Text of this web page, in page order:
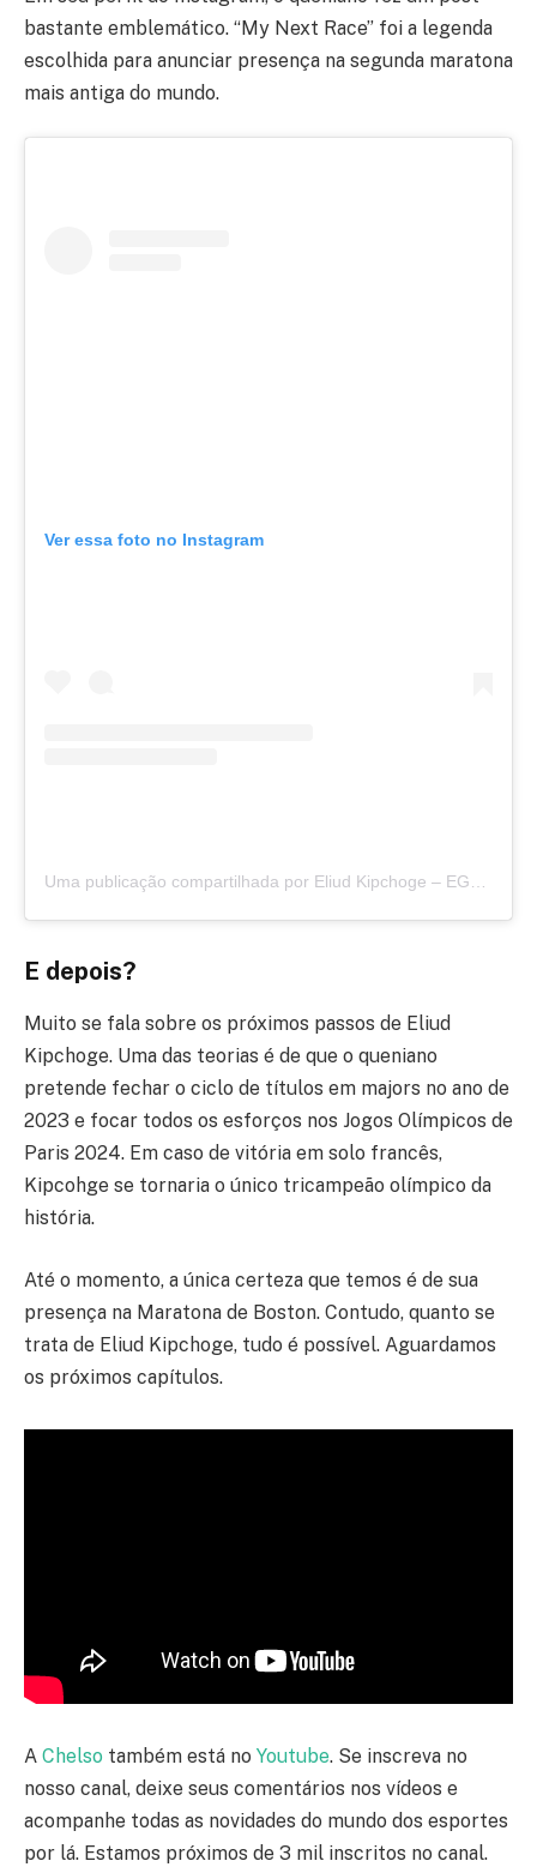
bastante emblemático. “My Next Race” foi a legenda
escolhida para anunciar presença na segunda maratona
mais antiga do mundo.
Ver essa foto no Instagram
Uma publicação compartilhada por Eliud Kipchoge – EGH
E depois?
Muito se fala sobre os próximos passos de Eliud
Kipchoge. Uma das teorias é de que o queniano
pretende fechar o ciclo de títulos em majors no ano de
2023 e focar todos os esforços nos Jogos Olímpicos de
Paris 2024. Em caso de vitória em solo francês,
Kipcohge se tornaria o único tricampeão olímpico da
história.
Até o momento, a única certeza que temos é de sua
presença na Maratona de Boston. Contudo, quanto se
trata de Eliud Kipchoge, tudo é possível. Aguardamos
os próximos capítulos.
A Chelso também está no Youtube. Se inscreva no
nosso canal, deixe seus comentários nos vídeos e
acompanhe todas as novidades do mundo dos esportes
por lá. Estamos próximos de 3 mil inscritos no canal.